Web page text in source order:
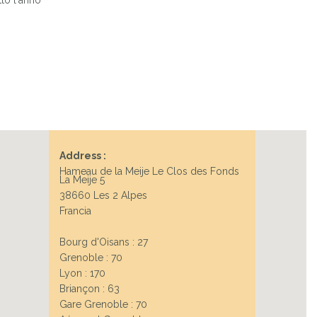
Address :
Hameau de la Meije Le Clos des Fonds
La Meije 5
38660 Les 2 Alpes
Francia
Bourg d'Oisans : 27
Grenoble : 70
Lyon : 170
Briançon : 63
Gare Grenoble : 70